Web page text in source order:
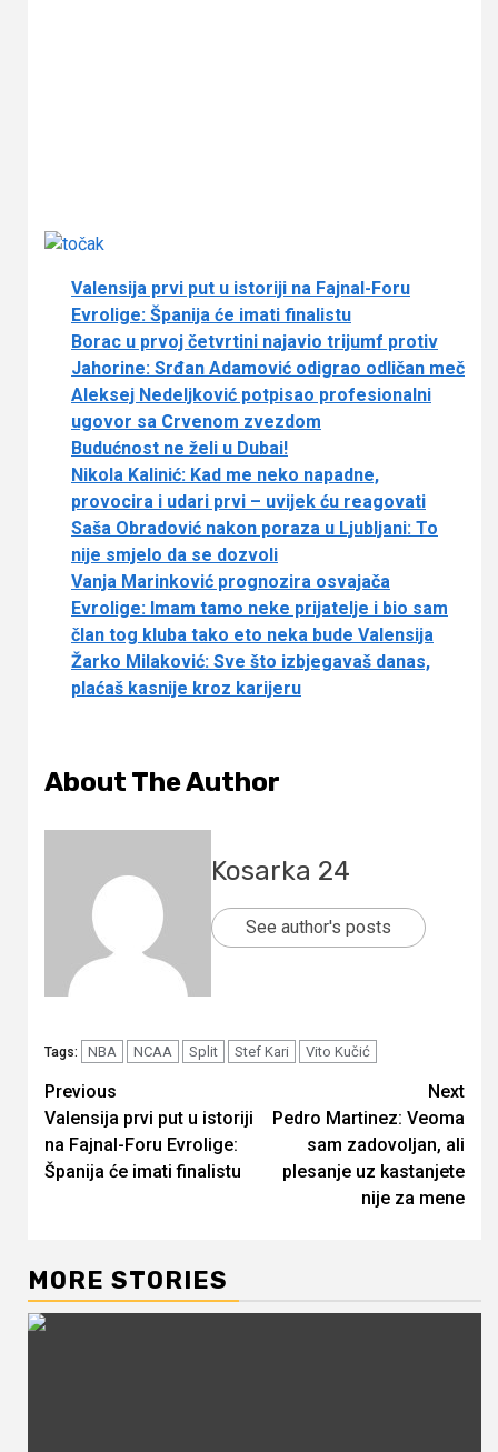
Valensija prvi put u istoriji na Fajnal-Foru
Evrolige: Španija će imati finalistu
Borac u prvoj četvrtini najavio trijumf protiv
Jahorine: Srđan Adamović odigrao odličan meč
Aleksej Nedeljković potpisao profesionalni
ugovor sa Crvenom zvezdom
Budućnost ne želi u Dubai!
Nikola Kalinić: Kad me neko napadne,
provocira i udari prvi – uvijek ću reagovati
Saša Obradović nakon poraza u Ljubljani: To
nije smjelo da se dozvoli
Vanja Marinković prognozira osvajača
Evrolige: Imam tamo neke prijatelje i bio sam
član tog kluba tako eto neka bude Valensija
Žarko Milaković: Sve što izbjegavaš danas,
plaćaš kasnije kroz karijeru
About The Author
Kosarka 24
See author's posts
Tags: NBA NCAA Split Stef Kari Vito Kučić
Continue
Reading
Previous
Valensija prvi put u istoriji
na Fajnal-Foru Evrolige:
Španija će imati finalistu
Next
Pedro Martinez: Veoma
sam zadovoljan, ali
plesanje uz kastanjete
nije za mene
MORE STORIES